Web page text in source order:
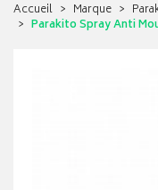
Accueil Marque
Parakito Spray Anti